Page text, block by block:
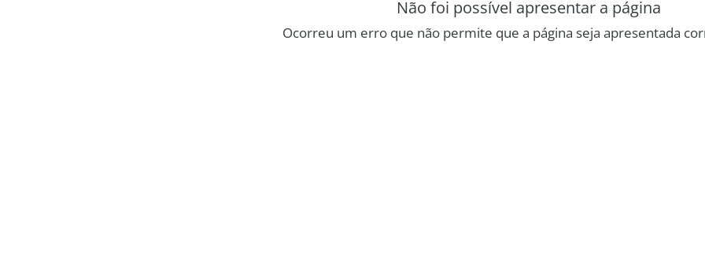
Não foi possível apresentar a página
Ocorreu um erro que não permite que a página seja apresentada